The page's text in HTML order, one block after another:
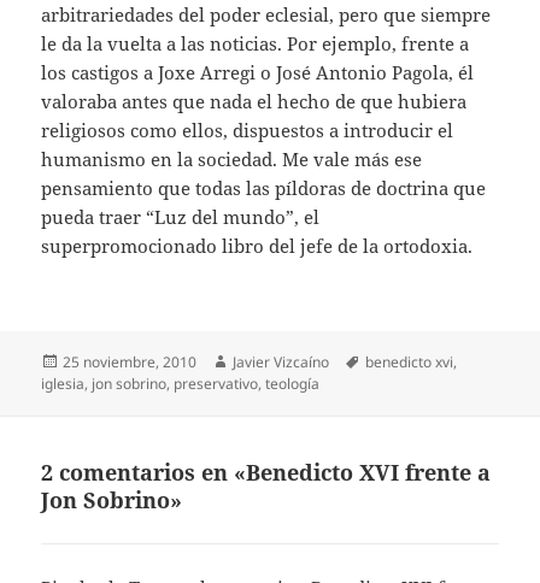
arbitrariedades del poder eclesial, pero que siempre
le da la vuelta a las noticias. Por ejemplo, frente a
los castigos a Joxe Arregi o José Antonio Pagola, él
valoraba antes que nada el hecho de que hubiera
religiosos como ellos, dispuestos a introducir el
humanismo en la sociedad. Me vale más ese
pensamiento que todas las píldoras de doctrina que
pueda traer “Luz del mundo”, el
superpromocionado libro del jefe de la ortodoxia.
Publicado
el
25 noviembre, 2010 Autor
Javier Vizcaíno Etiquetas
benedicto xvi,
iglesia, jon sobrino, preservativo,teología
2 comentarios en «Benedicto XVI frente a
Jon Sobrino»